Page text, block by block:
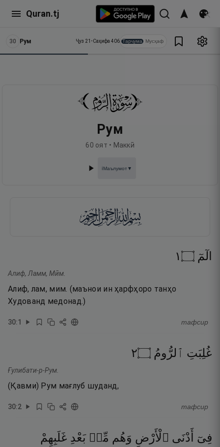
Quran.tj
30 Рум Ҷуз 21 •Саҳифа 406 Тарҷума Мусҳаф
Рум
60 оят • Маккӣ
ℹ️Маълумот▼
الٓمٓ ۝١
Алиф, Ламм, Мӣм.
Алиф, лам, мим. (маънои ин ҳарфҳоро танҳо
Худованд медонад.)
30:1 тафсир
غُلِبَتِ ٱلرُّومُ ۝٢
Ғулибати-р-Рум.
(Қавми) Рум мағлуб шуданд,
30:2 тафсир
فِىٓ أَدْنَى ٱلْأَرْضِ وَهُم مِّنۢ بَعْدِ غَلَبِهِمْ